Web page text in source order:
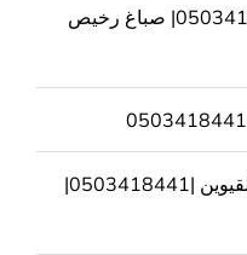
شركة صبغ في الشارقة |0503418441| صباغ رخيص
تكسير وترميم حمامات في ام القيوين |0503418441|